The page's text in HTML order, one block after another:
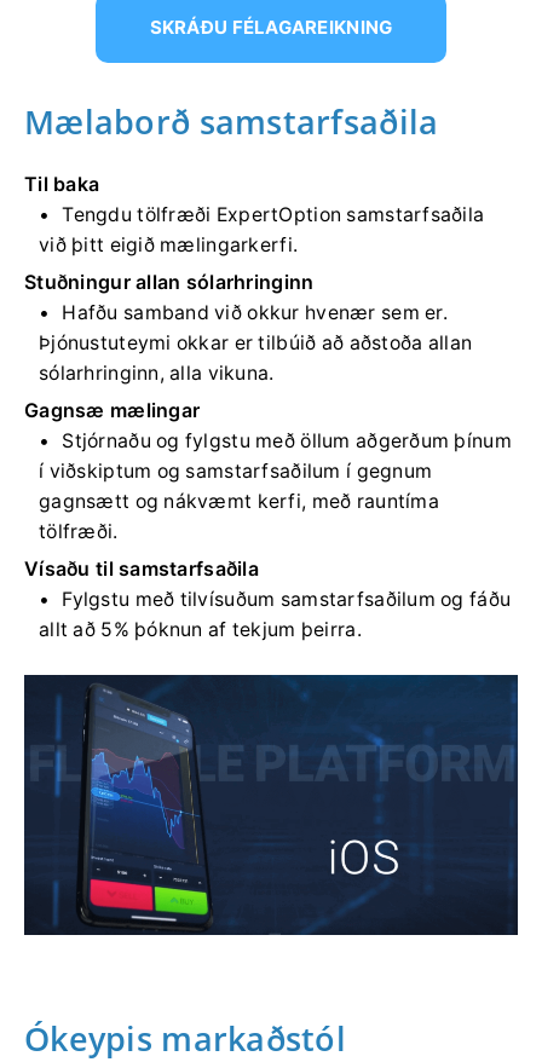
SKRÁÐU FÉLAGAREIKNING
Mælaborð samstarfsaðila
Til baka
Tengdu tölfræði ExpertOption samstarfsaðila
við þitt eigið mælingarkerfi.
Stuðningur allan sólarhringinn
Hafðu samband við okkur hvenær sem er.
Þjónustuteymi okkar er tilbúið að aðstoða allan
sólarhringinn, alla vikuna.
Gagnsæ mælingar
Stjórnaðu og fylgstu með öllum aðgerðum þínum
í viðskiptum og samstarfsaðilum í gegnum
gagnsætt og nákvæmt kerfi, með rauntíma
tölfræði.
Vísaðu til samstarfsaðila
Fylgstu með tilvísuðum samstarfsaðilum og fáðu
allt að 5% þóknun af tekjum þeirra.
Ókeypis markaðstól